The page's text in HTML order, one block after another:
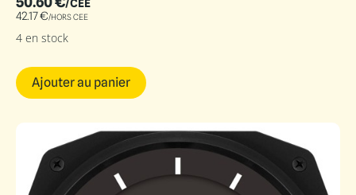
/CEE
42.17€/HORS CEE
4 en stock
Ajouter au panier